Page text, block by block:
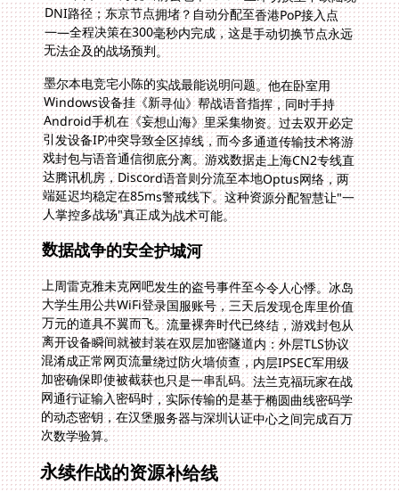
无法企及的战场预判。
墨尔本电竞宅小陈的实战最能说明问题。他在卧室用
Windows设备挂《新寻仙》帮战语音指挥，同时手持
Android手机在《妄想山海》里采集物资。过去双开必定
引发设备IP冲突导致全区掉线，而今多通道传输技术将游
戏封包与语音通信彻底分离。游戏数据走上海CN2专线直
达腾讯机房，Discord语音则分流至本地Optus网络，两
端延迟均稳定在85ms警戒线下。这种资源分配智慧让"一
人掌控多战场"真正成为战术可能。
数据战争的安全护城河
上周雷克雅未克网吧发生的盗号事件至今令人心悸。冰岛
大学生用公共WiFi登录国服账号，三天后发现仓库里价值
万元的道具不翼而飞。流量裸奔时代已终结，游戏封包从
离开设备瞬间就被封装在双层加密隧道内：外层TLS协议
混淆成正常网页流量绕过防火墙侦查，内层IPSEC军用级
加密确保即使被截获也只是一串乱码。法兰克福玩家在战
网通行证输入密码时，实际传输的是基于椭圆曲线密码学
的动态密钥，在汉堡服务器与深圳认证中心之间完成百万
次数学验算。
永续作战的资源补给线